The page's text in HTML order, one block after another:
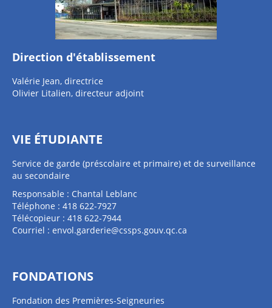
Direction d'établissement
Valérie Jean, directrice
Olivier Litalien, directeur adjoint
VIE ÉTUDIANTE
Service de garde (préscolaire et primaire) et de surveillance
au secondaire
Responsable : Chantal Leblanc
Téléphone : 418 622-7927
Télécopieur : 418 622-7944
Courriel : envol.garderie@cssps.gouv.qc.ca
FONDATIONS
Fondation des Premières-Seigneuries